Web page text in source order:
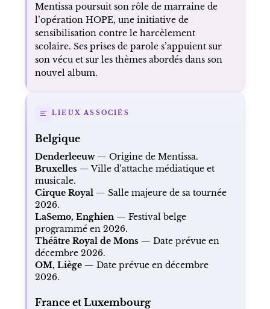
Mentissa poursuit son rôle de marraine de
l’opération HOPE, une initiative de
sensibilisation contre le harcèlement
scolaire. Ses prises de parole s’appuient sur
son vécu et sur les thèmes abordés dans son
nouvel album.
LIEUX ASSOCIÉS
Belgique
Denderleeuw— Origine de Mentissa.
Bruxelles — Ville d’attache médiatique et
musicale.
Cirque Royal— Salle majeure de sa tournée
2026.
LaSemo, Enghien— Festival belge
programmé en 2026.
Théâtre Royal de Mons — Date prévue en
décembre 2026.
OM, Liège— Date prévue en décembre
2026.
France et Luxembourg